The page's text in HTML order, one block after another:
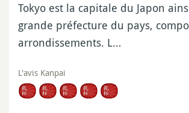
Tokyo est la capitale du Japon
grande préfecture du pays,
arrondissements. L…
L'avis Kanpai